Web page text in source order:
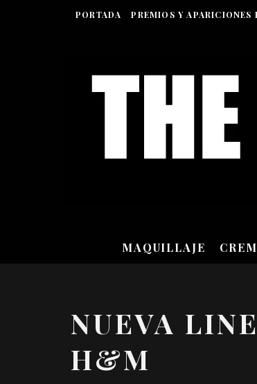
PORTADA PREMIOS Y APARICIONES
MAQUILLAJE
NUEVA
H&M